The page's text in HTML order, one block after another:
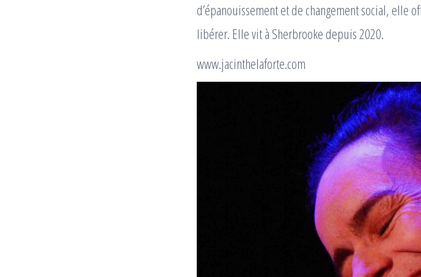
d’épanouissement et de changement social, elle
libérer. Elle vit à Sherbrooke depuis 2020.
www.jacinthelaforte.com